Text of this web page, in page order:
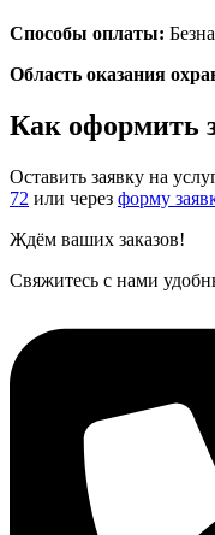
Способы оплаты:
Область оказания
Как оформить
Оставить заявку на
72 или через форму
Ждём ваших заказов!
Свяжитесь с нами